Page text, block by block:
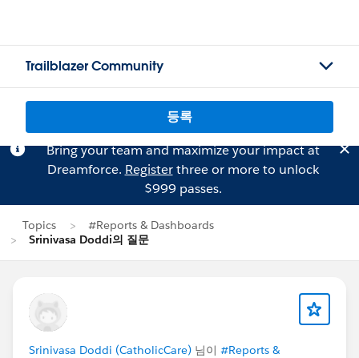
Trailblazer Community
등록
Bring your team and maximize your impact at
Dreamforce. Registerthree or more to unlock
$999 passes.
Topics
#Reports & Dashboards
Srinivasa Doddi의 질문
Srinivasa Doddi (CatholicCare) 님이 #Reports &